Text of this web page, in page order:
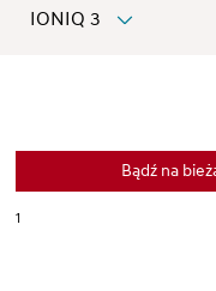
IONIQ 3
Bądź na
1